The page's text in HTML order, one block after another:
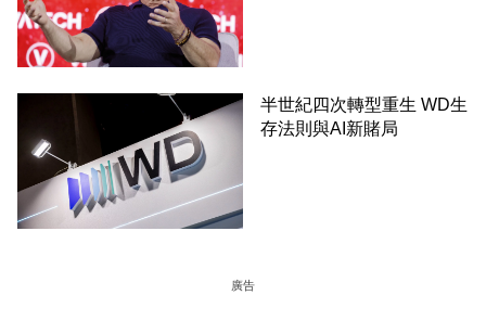
半世紀四次轉型重生 WD生
存法則與AI新賭局
廣告